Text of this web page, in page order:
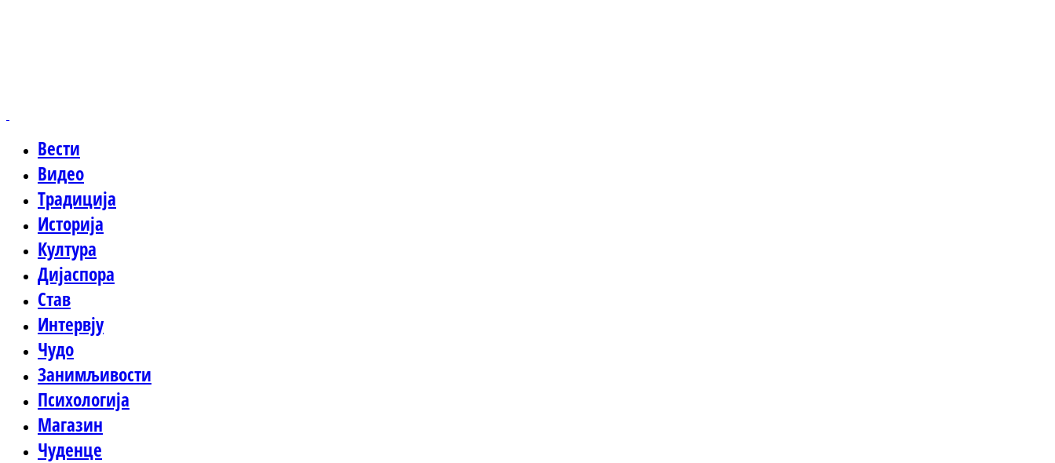
Вести
Видео
Традиција
Историја
Култура
Дијаспора
Став
Интервју
Чудо
Занимљивости
Психологија
Магазин
Чуденце